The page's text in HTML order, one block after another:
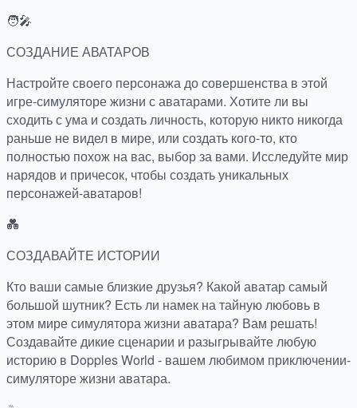
🧑🎤
СОЗДАНИЕ АВАТАРОВ
Настройте своего персонажа до совершенства в этой
игре-симуляторе жизни с аватарами. Хотите ли вы
сходить с ума и создать личность, которую никто никогда
раньше не видел в мире, или создать кого-то, кто
полностью похож на вас, выбор за вами. Исследуйте мир
нарядов и причесок, чтобы создать уникальных
персонажей-аватаров!
💑
СОЗДАВАЙТЕ ИСТОРИИ
Кто ваши самые близкие друзья? Какой аватар самый
большой шутник? Есть ли намек на тайную любовь в
этом мире симулятора жизни аватара? Вам решать!
Создавайте дикие сценарии и разыгрывайте любую
историю в Dopples World - вашем любимом приключении-
симуляторе жизни аватара.